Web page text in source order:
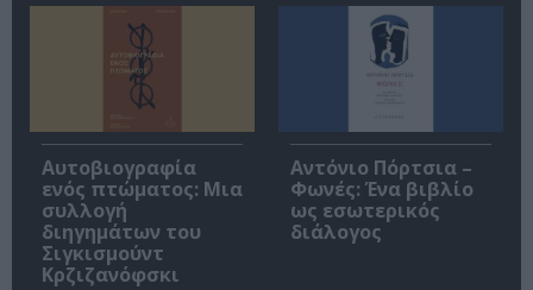
Αυτοβιογραφία
ενός πτώματος: Μια
συλλογή
διηγημάτων του
Σιγκισμούντ
Κρζιζανόφσκι
Αντόνιο Πόρτσια –
Φωνές: Ένα βιβλίο
ως εσωτερικός
διάλογος